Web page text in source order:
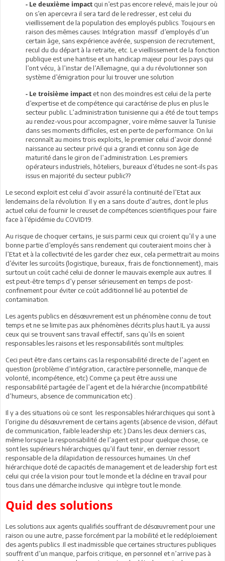
- Le deuxième impact qui n’est pas encore relevé, mais le jour où
on s’en apercevra il sera tard de le redresser, est celui du
vieillissement de la population des employés publics. Toujours en
raison des mêmes causes: Intégration massif d’employés d’un
certain âge, sans expérience avérée, suspension de recrutement,
recul du du départ à la retraite, etc. Le vieillissement de la fonction
publique est une hantise et un handicap majeur pour les pays qui
l’ont vécu, à l’instar de l’Allemagne, qui a du révolutionner son
système d’émigration pour lui trouver une solution
- Le troisième impact et non des moindres est celui de la perte
d’expertise et de compétence qui caractérise de plus en plus le
secteur public. L’administration tunisienne qui a été de tout temps
au rendez-vous pour accompagner, voire même sauver la Tunisie
dans ses moments difficiles, est en perte de performance. On lui
reconnaît au moins trois exploits, le premier celui d’avoir donné
naissance au secteur privé qui a grandi et connu son âge de
maturité dans le giron de l’administration. Les premiers
opérateurs industriels, hôteliers, bureaux d’études ne sont-ils pas
issus en majorité du secteur public??
Le second exploit est celui d’avoir assuré la continuité de l’Etat aux
lendemains de la révolution. Il y en a sans doute d’autres, dont le plus
actuel celui de fournir le creuset de compétences scientifiques pour faire
face à l’épidémie du COVID19.
Au risque de choquer certains, je suis parmi ceux qui croient qu’il y a une
bonne partie d’employés sans rendement qui couteraient moins cher à
l’Etat et à la collectivité de les garder chez eux, cela permettrait au moins
d’éviter les surcoûts (logistique, bureaux, frais de fonctionnement), mais
surtout un coût caché celui de donner le mauvais exemple aux autres. Il
est peut-être temps d’y penser sérieusement en temps de post-
confinement pour éviter ce coût additionnel lié au potentiel de
contamination.
Les agents publics en désœuvrement est un phénomène connu de tout
temps et ne se limite pas aux phénomènes décrits plus haut.IL ya aussi
ceux qui se trouvent sans travail effectif, sans qu’ils en soient
responsables.les raisons et les responsabilités sont multiples:
Ceci peut être dans certains cas la responsabilité directe de l’agent en
question (problème d’intégration, caractère personnelle, manque de
volonté, incompétence, etc).Comme ça peut être aussi une
responsabilité partagée de l’agent et de la hiérarchie (incompatibilité
d’humeurs, absence de communication etc) .
Il y a des situations où ce sont les responsables hiérarchiques qui sont à
l’origine du désœuvrement de certains agents (absence de vision, défaut
de communication, faible leadership etc.).Dans les deux derniers cas,
même lorsque la responsabilité de l’agent est pour quelque chose, ce
sont les supérieurs hiérarchiques qu’il faut tenir, en dernier ressort
responsable de la dilapidation de ressources humaines. Un chef
hiérarchique doté de capacités de management et de leadership fort est
celui qui crée la vision pour tout le monde et la décline en travail pour
tous dans une démarche inclusive qui intègre tout le monde.
Quid des solutions
Les solutions aux agents qualifiés souffrant de désœuvrement pour une
raison ou une autre, passe forcément par la mobilité et le redéploiement
des agents publics .Il est inadmissible que certaines structures publiques
souffrent d’un manque, parfois critique, en personnel et n’arrive pas à